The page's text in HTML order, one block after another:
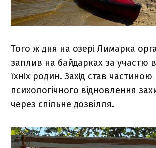
Того ж дня на озері Лимарка
заплив на байдарках за участю
їхніх родин. Захід став
психологічного відновлення
через спільне дозвілля.